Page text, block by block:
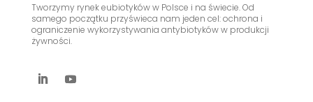
Tworzymy rynek eubiotyków w Polsce i na świecie. Od
samego początku przyświeca nam jeden cel: ochrona i
ograniczenie wykorzystywania antybiotyków w produkcji
żywności.